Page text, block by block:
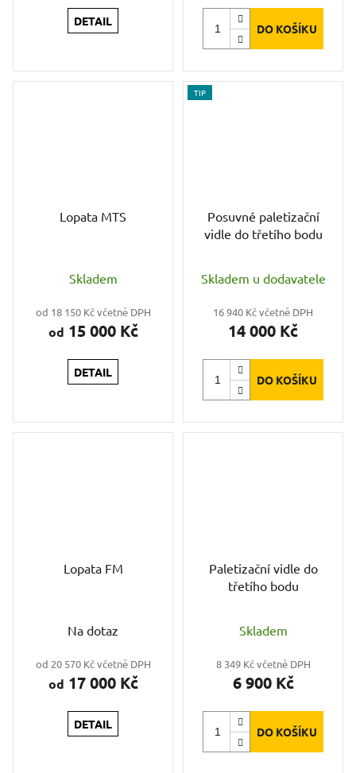
DETAIL
DO KOŠÍKU
Lopata MTS
Skladem
od 18 150 Kč včetně DPH
od 15 000 Kč
DETAIL
TIP
Posuvné paletizační
vidle do třetího bodu
Skladem u dodavatele
16 940 Kč včetně DPH
14 000 Kč
DO KOŠÍKU
Lopata FM
Na dotaz
od 20 570 Kč včetně DPH
od 17 000 Kč
DETAIL
Paletizační vidle do
třetího bodu
Skladem
8 349 Kč včetně DPH
6 900 Kč
DO KOŠÍKU